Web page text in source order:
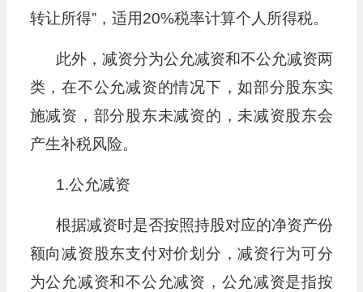
转让所得”，适用20%税率计算个人所得税。
此外，减资分为公允减资和不公允减资两
类，在不公允减资的情况下，如部分股东实
施减资，部分股东未减资的，未减资股东会
产生补税风险。
1.公允减资
根据减资时是否按照持股对应的净资产份
额向减资股东支付对价划分，减资行为可分
为公允减资和不公允减资，公允减资是指按